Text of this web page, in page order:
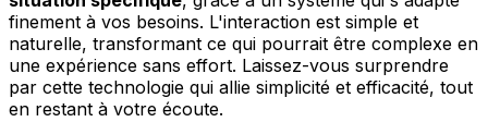
finement à vos besoins. L'interaction est simple et
naturelle, transformant ce qui pourrait être complexe en
une expérience sans effort. Laissez-vous surprendre
par cette technologie qui allie simplicité et efficacité, tout
en restant à votre écoute.